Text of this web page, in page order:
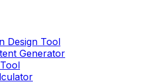
Design Tool
Generator